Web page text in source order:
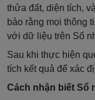
thửa đất, diện tích,
bảo rằng mọi thông
với dữ liệu trên Sổ
Sau khi thực hiện
tích kết quả để xác
Cách nhận biết Sổ